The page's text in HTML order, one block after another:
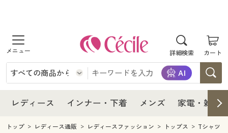
詳細検索 カート
商品を探す
レディース
レディースファッション
インナー・下着
インナー・下着通販すべて
メンズ
レディース インナー・下着 メンズ 家電・雑貨
レディース
レディース通販すべて
レディースファッション
インナー・下着
インナー・下着通販すべて
メンズ
トップ レディース通販 レディースファッション トップス Tシャツ